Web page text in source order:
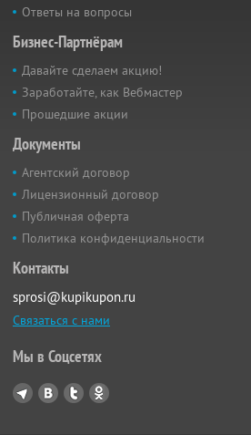
Ответы на вопросы
Бизнес-Партнёрам
Давайте сделаем акцию!
Заработайте, как Вебмастер
Прошедшие акции
Документы
Агентский договор
Лицензионный договор
Публичная оферта
Политика конфиденциальности
Контакты
sprosi@kupikupon.ru
Связаться с нами
Мы в Соцсетях